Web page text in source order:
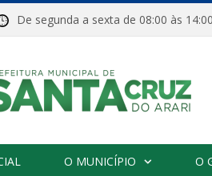
De segunda a sexta de 08:00 às
O MUNICÍPIO O